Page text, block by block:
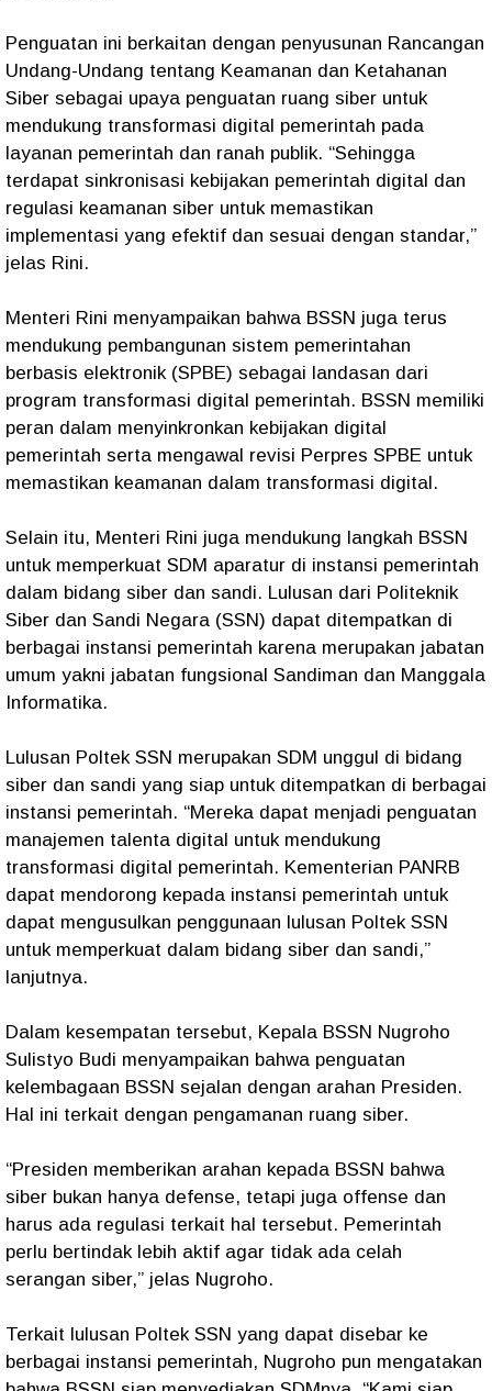
Penguatan ini berkaitan dengan penyusunan Rancangan
Undang-Undang tentang Keamanan dan Ketahanan
Siber sebagai upaya penguatan ruang siber untuk
mendukung transformasi digital pemerintah pada
layanan pemerintah dan ranah publik. “Sehingga
terdapat sinkronisasi kebijakan pemerintah digital dan
regulasi keamanan siber untuk memastikan
implementasi yang efektif dan sesuai dengan standar,”
jelas Rini.
Menteri Rini menyampaikan bahwa BSSN juga terus
mendukung pembangunan sistem pemerintahan
berbasis elektronik (SPBE) sebagai landasan dari
program transformasi digital pemerintah. BSSN memiliki
peran dalam menyinkronkan kebijakan digital
pemerintah serta mengawal revisi Perpres SPBE untuk
memastikan keamanan dalam transformasi digital.
Selain itu, Menteri Rini juga mendukung langkah BSSN
untuk memperkuat SDM aparatur di instansi pemerintah
dalam bidang siber dan sandi. Lulusan dari Politeknik
Siber dan Sandi Negara (SSN) dapat ditempatkan di
berbagai instansi pemerintah karena merupakan jabatan
umum yakni jabatan fungsional Sandiman dan Manggala
Informatika.
Lulusan Poltek SSN merupakan SDM unggul di bidang
siber dan sandi yang siap untuk ditempatkan di berbagai
instansi pemerintah. “Mereka dapat menjadi penguatan
manajemen talenta digital untuk mendukung
transformasi digital pemerintah. Kementerian PANRB
dapat mendorong kepada instansi pemerintah untuk
dapat mengusulkan penggunaan lulusan Poltek SSN
untuk memperkuat dalam bidang siber dan sandi,”
lanjutnya.
Dalam kesempatan tersebut, Kepala BSSN Nugroho
Sulistyo Budi menyampaikan bahwa penguatan
kelembagaan BSSN sejalan dengan arahan Presiden.
Hal ini terkait dengan pengamanan ruang siber.
“Presiden memberikan arahan kepada BSSN bahwa
siber bukan hanya defense, tetapi juga offense dan
harus ada regulasi terkait hal tersebut. Pemerintah
perlu bertindak lebih aktif agar tidak ada celah
serangan siber,” jelas Nugroho.
Terkait lulusan Poltek SSN yang dapat disebar ke
berbagai instansi pemerintah, Nugroho pun mengatakan